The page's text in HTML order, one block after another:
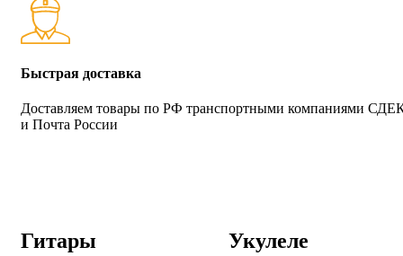
Быстрая доставка
Доставляем товары по РФ транспортными компаниями
и Почта России
Гитары Укулеле